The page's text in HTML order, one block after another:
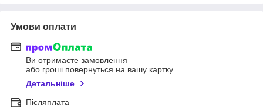
Умови оплати
Ви отримаєте замовлення
або гроші повернуться на вашу картку
Детальніше
Післяплата